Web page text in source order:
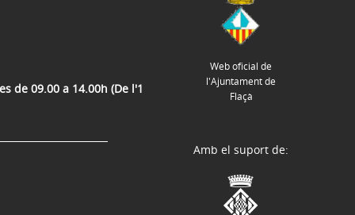
de 09.00 a 14.00h (De l'1
Web oficial de
l'Ajuntament de
Flaçà
Amb el suport de: